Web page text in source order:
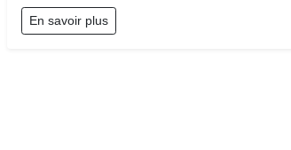
En savoir plus